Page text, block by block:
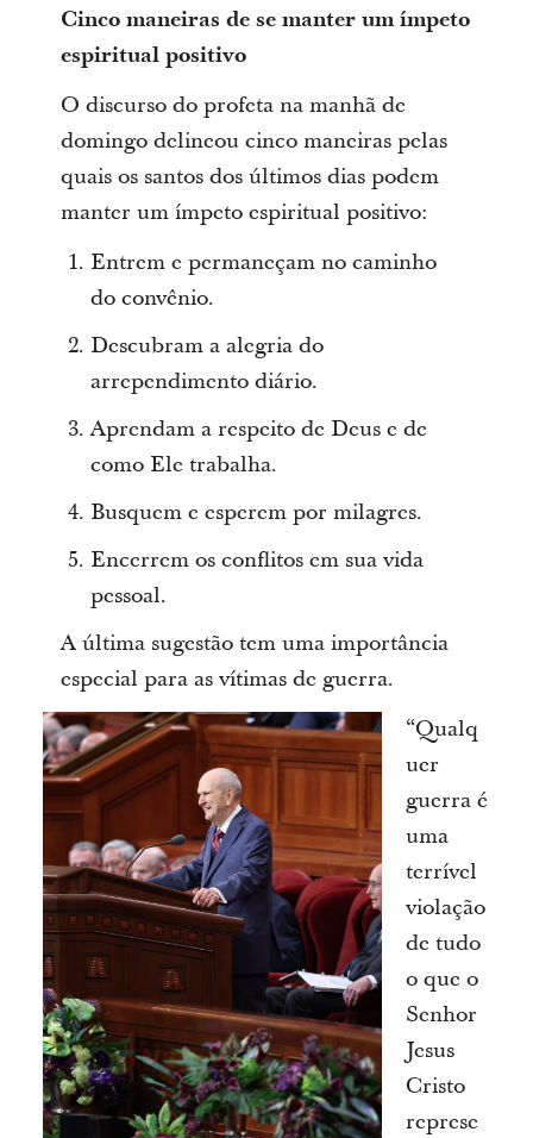
Cinco maneiras de se manter um ímpeto
espiritual positivo
O discurso do profeta na manhã de
domingo delineou cinco maneiras pelas
quais os santos dos últimos dias podem
manter um ímpeto espiritual positivo:
Entrem e permaneçam no caminho
do convênio.
Descubram a alegria do
arrependimento diário.
Aprendam a respeito de Deus e de
como Ele trabalha.
Busquem e esperem por milagres.
Encerrem os conflitos em sua vida
pessoal.
A última sugestão tem uma importância
especial para as vítimas de guerra.
“Qualq
uer
guerra é
uma
terrível
violação
de tudo
o que o
Senhor
Jesus
Cristo
represe